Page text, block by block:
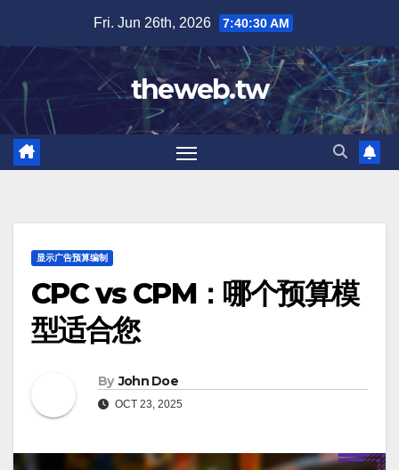
content
Fri. Jun 26th, 2026 7:40:31 AM
theweb.tw
显示广告预算编制
CPC vs CPM：哪个预算模
型适合您
By John Doe
OCT 23, 2025